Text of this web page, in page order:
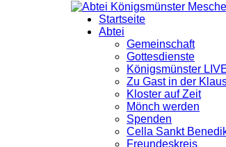
Startseite
Abtei
Gemeinschaft
Gottesdienste
Königsmünster
Zu Gast in der
Kloster auf Zeit
Mönch werden
Spenden
Cella Sankt
Freundeskreis